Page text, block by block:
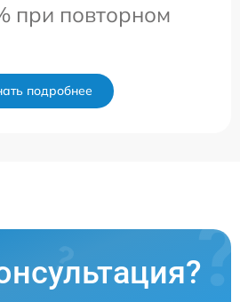
при повторном
подробнее